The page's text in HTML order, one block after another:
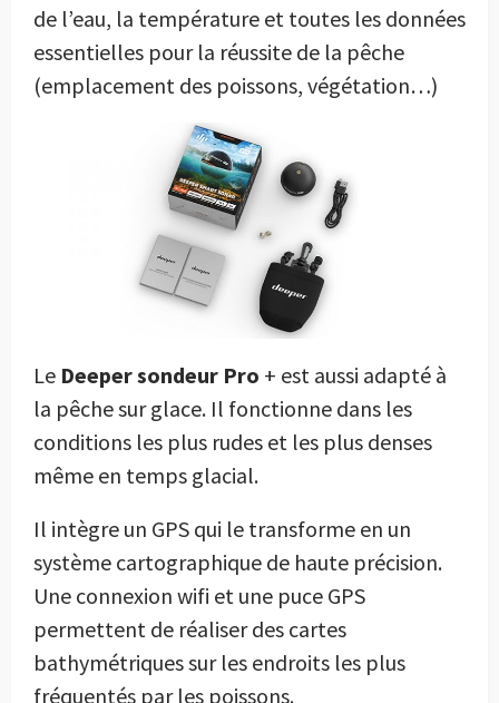
de l’eau, la température et toutes les données
essentielles pour la réussite de la pêche
(emplacement des poissons, végétation…)
Le Deeper sondeur Pro + est aussi adapté à
la pêche sur glace. Il fonctionne dans les
conditions les plus rudes et les plus denses
même en temps glacial.
Il intègre un GPS qui le transforme en un
système cartographique de haute précision.
Une connexion wifi et une puce GPS
permettent de réaliser des cartes
bathymétriques sur les endroits les plus
fréquentés par les poissons.